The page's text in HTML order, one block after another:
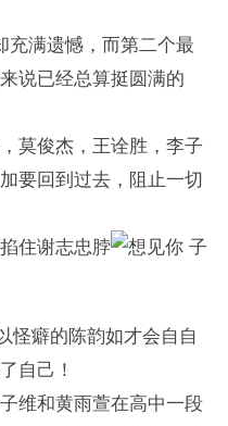
充满遗憾，而第二个最
说已经总算挺圆满的
莫俊杰，王诠胜，李子
要回到过去，阻止一切
住谢志忠脖
子
怪癖的陈韵如才会自自
自己！
维和黄雨萱在高中一段